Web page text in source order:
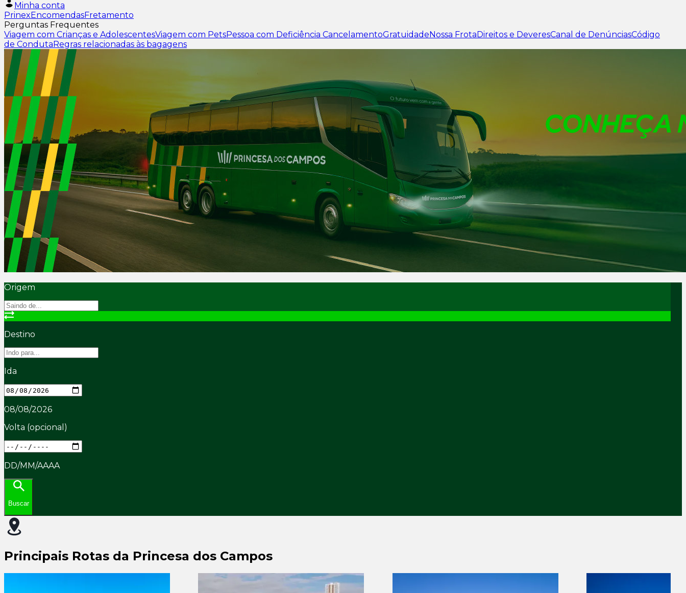
Minha conta
PrinexEncomendasFretamento
Perguntas Frequentes
Viagem com Crianças e AdolescentesViagem com PetsPessoa com Deficiência CancelamentoGratuidadeNossa FrotaDireitos e DeveresCanal de DenúnciasCódigo
de CondutaRegras relacionadas às bagagens
Origem
Destino
Ida
08/08/2026
Volta (opcional)
DD/MM/AAAA
Buscar
Principais Rotas da Princesa dos Campos